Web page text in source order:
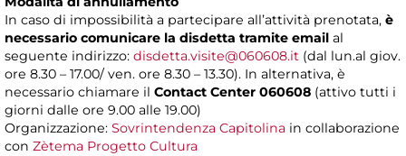
In caso di impossibilità a partecipare all’attività prenotata, è
necessario comunicare la disdetta tramite email al
seguente indirizzo: disdetta.visite@060608.it (dal lun.al giov.
ore 8.30 – 17.00/ ven. ore 8.30 – 13.30). In alternativa, è
necessario chiamare il Contact Center 060608 (attivo tutti i
giorni dalle ore 9.00 alle 19.00)
Organizzazione: Sovrintendenza Capitolina in collaborazione
con Zètema Progetto Cultura